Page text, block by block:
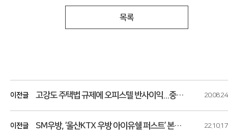
목록
이전글 고강도 주택법 규제에 오피스텔 반사이익...중소형 오피스텔 대안으로 떠오르다! 20.08.24
이전글 SM우방, ‘울산KTX 우방 아이유쉘 퍼스트’ 본격 분양 22.10.17